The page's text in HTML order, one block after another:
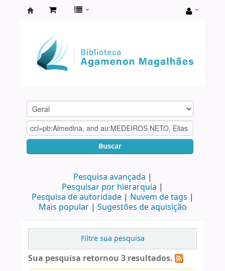
Agamenon
Magalhães
Buscar
Pesquisa avançada
Pesquisar por hierarquia
Pesquisa de autoridade
Nuvem de tags
Mais popular
Sugestões de aquisição
Filtre sua pesquisa
Sua pesquisa retornou 3 resultados.